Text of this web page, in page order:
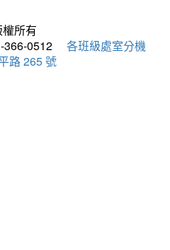
權所有
366-0512
各班級處室分機
路 265 號